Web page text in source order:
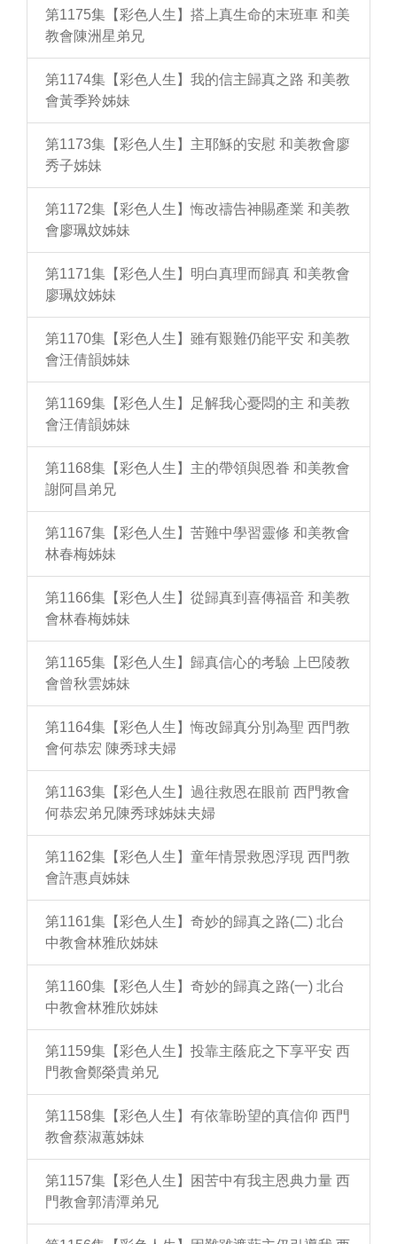
第1175集【彩色人生】搭上真生命的末班車 和美
教會陳洲星弟兄
第1174集【彩色人生】我的信主歸真之路 和美教
會黃季羚姊妹
第1173集【彩色人生】主耶穌的安慰 和美教會廖
秀子姊妹
第1172集【彩色人生】悔改禱告神賜產業 和美教
會廖珮妏姊妹
第1171集【彩色人生】明白真理而歸真 和美教會
廖珮妏姊妹
第1170集【彩色人生】雖有艱難仍能平安 和美教
會汪倩韻姊妹
第1169集【彩色人生】足解我心憂悶的主 和美教
會汪倩韻姊妹
第1168集【彩色人生】主的帶領與恩眷 和美教會
謝阿昌弟兄
第1167集【彩色人生】苦難中學習靈修 和美教會
林春梅姊妹
第1166集【彩色人生】從歸真到喜傳福音 和美教
會林春梅姊妹
第1165集【彩色人生】歸真信心的考驗 上巴陵教
會曾秋雲姊妹
第1164集【彩色人生】悔改歸真分別為聖 西門教
會何恭宏 陳秀球夫婦
第1163集【彩色人生】過往救恩在眼前 西門教會
何恭宏弟兄陳秀球姊妹夫婦
第1162集【彩色人生】童年情景救恩浮現 西門教
會許惠貞姊妹
第1161集【彩色人生】奇妙的歸真之路(二) 北台
中教會林雅欣姊妹
第1160集【彩色人生】奇妙的歸真之路(一) 北台
中教會林雅欣姊妹
第1159集【彩色人生】投靠主蔭庇之下享平安 西
門教會鄭榮貴弟兄
第1158集【彩色人生】有依靠盼望的真信仰 西門
教會蔡淑蕙姊妹
第1157集【彩色人生】困苦中有我主恩典力量 西
門教會郭清潭弟兄